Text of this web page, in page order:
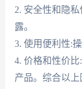
2. 安全性和隐
露。
3. 使用便利性:
4. 价格和性价
产品。综合以